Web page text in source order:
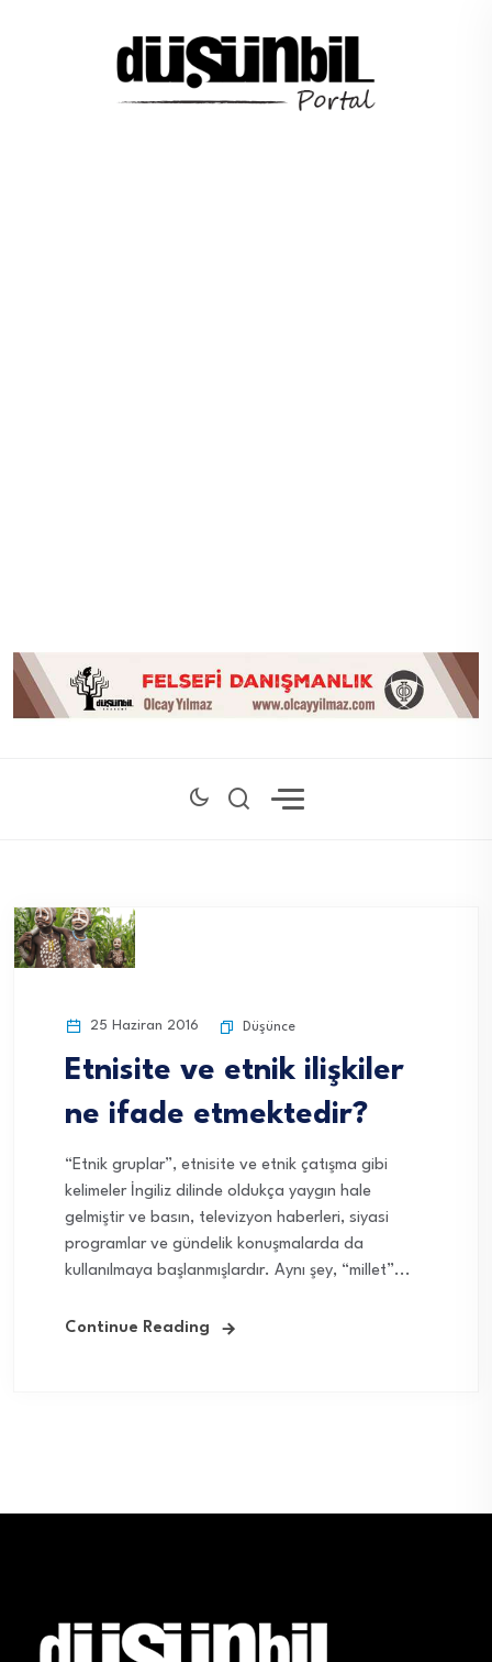
25 Haziran 2016 Düşünce
Etnisite ve etnik ilişkiler
ne ifade etmektedir?
“Etnik gruplar”, etnisite ve etnik çatışma gibi
kelimeler İngiliz dilinde oldukça yaygın hale
gelmiştir ve basın, televizyon haberleri, siyasi
programlar ve gündelik konuşmalarda da
kullanılmaya başlanmışlardır. Aynı şey, “millet”...
Continue Reading